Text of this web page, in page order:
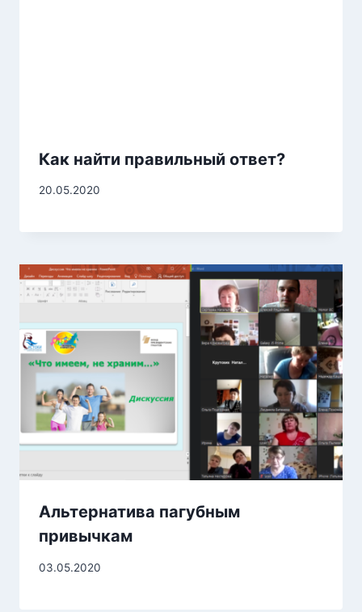
Как найти правильный ответ?
20.05.2020
Альтернатива пагубным
привычкам
03.05.2020